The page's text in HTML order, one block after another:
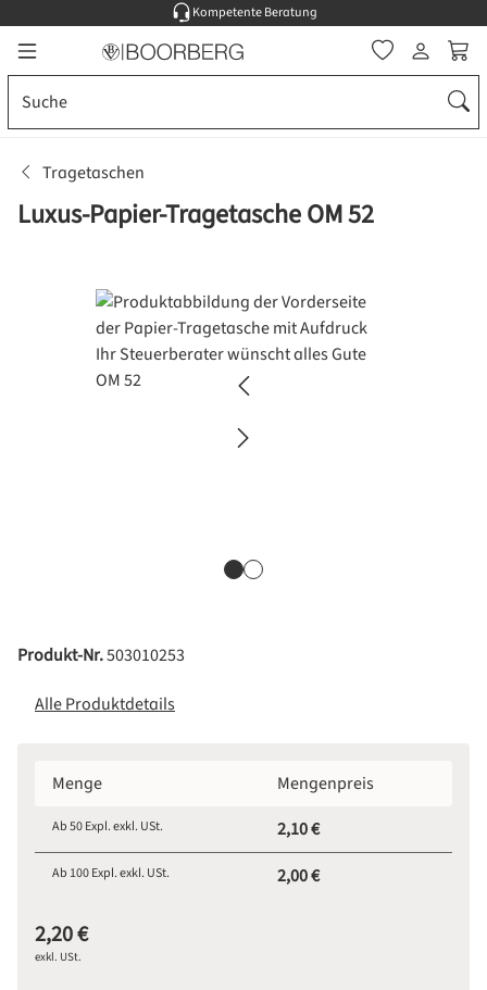
Zum Hauptinhalt springen
Kompetente Beratung
Tragetaschen
Luxus-Papier-Tragetasche OM 52
Bildergalerie überspringen
Produkt-Nr.503010253
Alle Produktdetails
Menge Mengenpreis
Ab50Expl. exkl. USt. 2,10 €
Ab 100Expl. exkl. USt. 2,00 €
2,20 €
exkl. USt.